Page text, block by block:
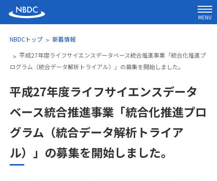
MENU
NBDCトップ
新着情報
平成27年度ライフサイエンスデータベース統合推進事業「統合化推進プ
ログラム（統合データ解析トライアル）」の募集を開始しました。
平成27年度ライフサイエンスデータ
ベース統合推進事業「統合化推進プロ
グラム（統合データ解析トライア
ル）」の募集を開始しました。